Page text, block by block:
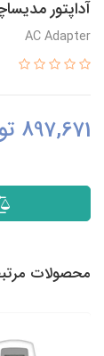
آداپتور
AC Adapter
897,671
محصولات